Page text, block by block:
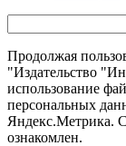
Продолжая
"Издательство
использование
персональных
Яндекс.Метрика. С
ознакомлен.